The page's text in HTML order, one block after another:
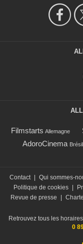
Filmstarts Allemagne
AdoroCinema Brésil
Contact | Qui sommes-
Politique de cookies |
Revue de presse
|
Retrouvez tous les
0